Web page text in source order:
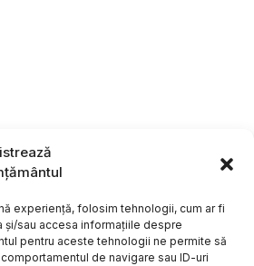
experiență, folosim tehnologii, cum ar fi
și/sau accesa informațiile despre
pentru aceste tehnologii ne permite să
de navigare sau ID-uri